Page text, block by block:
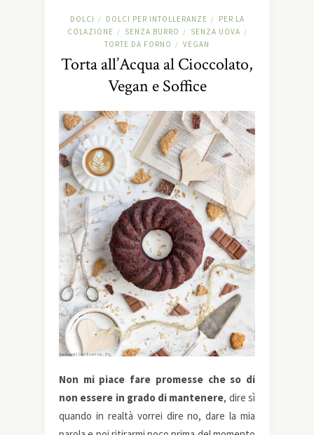
DOLCI / DOLCI PER INTOLLERANZE /
PER LA
COLAZIONE
/ SENZA BURRO / SENZA UOVA /
TORTE DA FORNO / VEGAN
Torta all’Acqua al Cioccolato,
Vegan e Soffice
Non mi piace fare promesse che so di
non essere in grado di mantenere, dire sì
quando in realtà vorrei dire no, dare la mia